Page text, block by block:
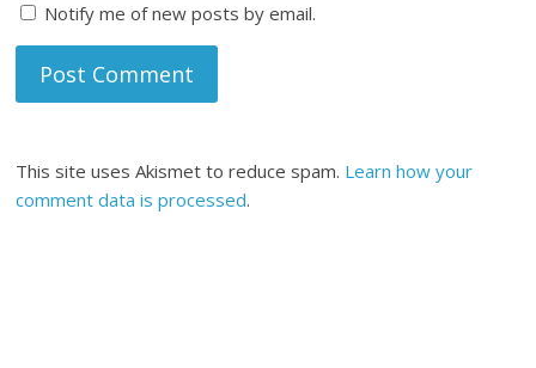
Notify me of new posts by email.
This site uses Akismet to reduce spam. Learn how your
comment data is processed.